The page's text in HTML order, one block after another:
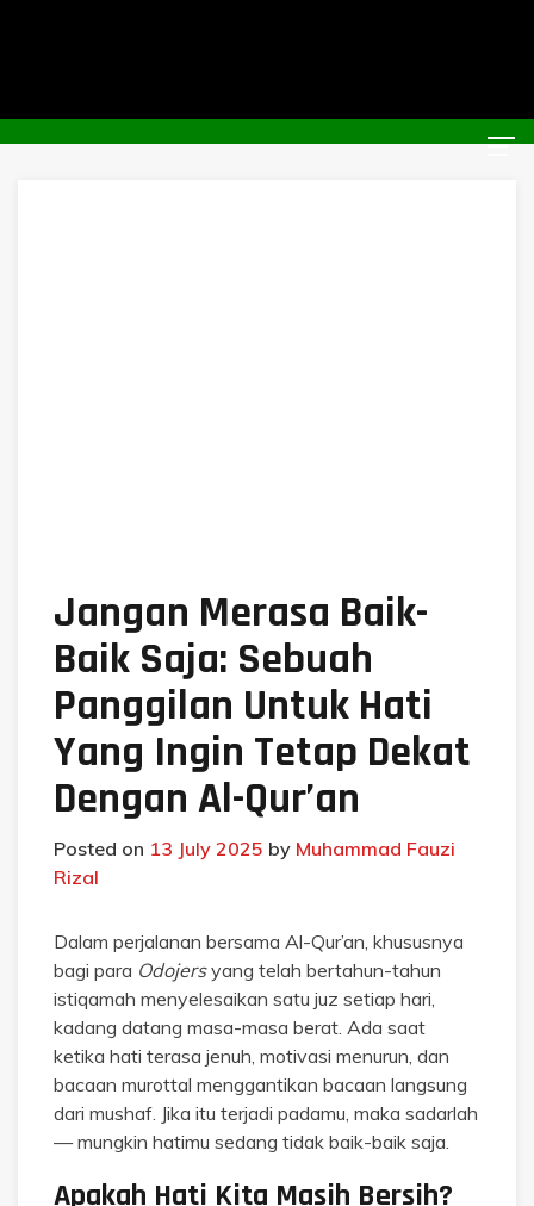
Jangan Merasa Baik-
Baik Saja: Sebuah
Panggilan Untuk Hati
Yang Ingin Tetap Dekat
Dengan Al-Qur’an
Posted on 13 July 2025 by Muhammad Fauzi
Rizal
Dalam perjalanan bersama Al-Qur’an, khususnya
bagi para Odojersyang telah bertahun-tahun
istiqamah menyelesaikan satu juz setiap hari,
kadang datang masa-masa berat. Ada saat
ketika hati terasa jenuh, motivasi menurun, dan
bacaan murottal menggantikan bacaan langsung
dari mushaf. Jika itu terjadi padamu, maka sadarlah
— mungkin hatimu sedang tidak baik-baik saja.
Apakah Hati Kita Masih Bersih?